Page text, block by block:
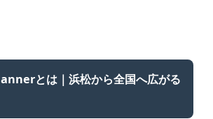
とは｜浜松から全国へ広がる